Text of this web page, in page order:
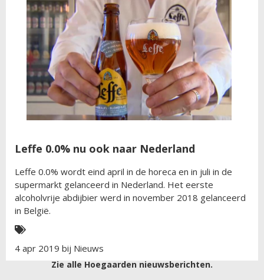
Leffe 0.0% nu ook naar Nederland
Leffe 0.0% wordt eind april in de horeca en in juli in de
supermarkt gelanceerd in Nederland. Het eerste
alcoholvrije abdijbier werd in november 2018 gelanceerd
in België.
4 apr 2019 bij Nieuws
Zie alle Hoegaarden nieuwsberichten.